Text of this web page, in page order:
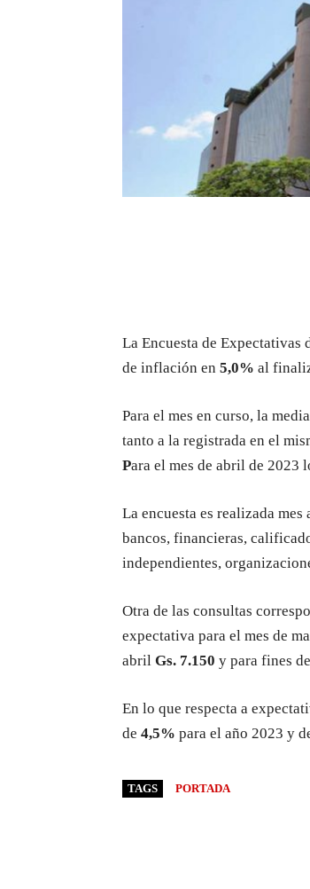
La Encuesta de Expectativas
de inflación en 5,0% al
Para el mes en curso, la
tanto a la registrada en el
Para el mes de abril de 2023
La encuesta es realizada mes
bancos, financieras,
independientes,
Otra de las consultas
expectativa para el mes de
abril Gs. 7.150 y para fines
En lo que respecta a
de 4,5% para el año 2023 y
TAGS PORTADA